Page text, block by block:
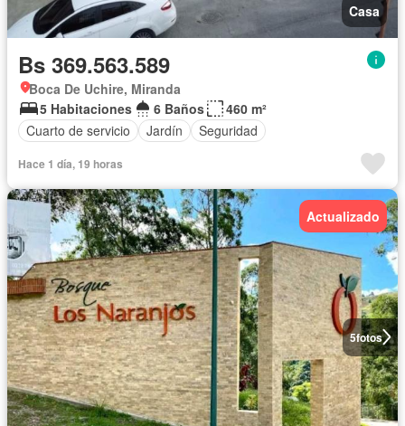
Casa
Bs 369.563.589
Boca De Uchire, Miranda
5 Habitaciones
6 Baños
460 m²
Cuarto de servicio
Jardín Seguridad
Hace 1 día, 19 horas
5fotos
Actualizado